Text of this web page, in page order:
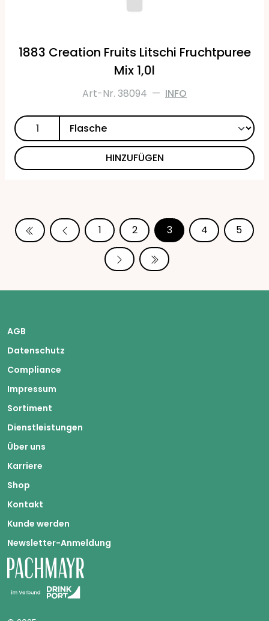
1883 Creation Fruits Litschi Fruchtpuree
Mix 1,0l
Art-Nr. 38094 — INFO
HINZUFÜGEN
1 2 3 4 5
AGB
Datenschutz
Compliance
Impressum
Sortiment
Dienstleistungen
Über uns
Karriere
Shop
Kontakt
Kunde werden
Newsletter-Anmeldung